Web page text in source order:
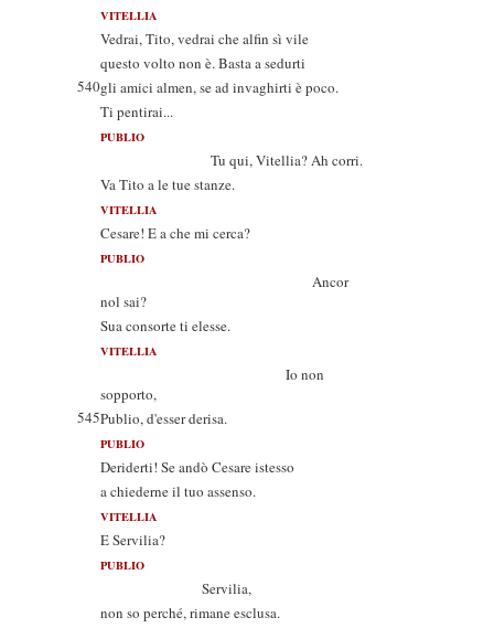
VITELLIA
Vedrai, Tito, vedrai che alfin sì vile
questo volto non è. Basta a sedurti
540gli amici almen, se ad invaghirti è poco.
Ti pentirai...
PUBLIO
Tu qui, Vitellia? Ah corri.
Va Tito a le tue stanze.
VITELLIA
Cesare! E a che mi cerca?
PUBLIO
Ancor
nol sai?
Sua consorte ti elesse.
VITELLIA
Io non
sopporto,
545Publio, d'esser derisa.
PUBLIO
Deriderti! Se andò Cesare istesso
a chiederne il tuo assenso.
VITELLIA
E Servilia?
PUBLIO
Servilia,
non so perché, rimane esclusa.